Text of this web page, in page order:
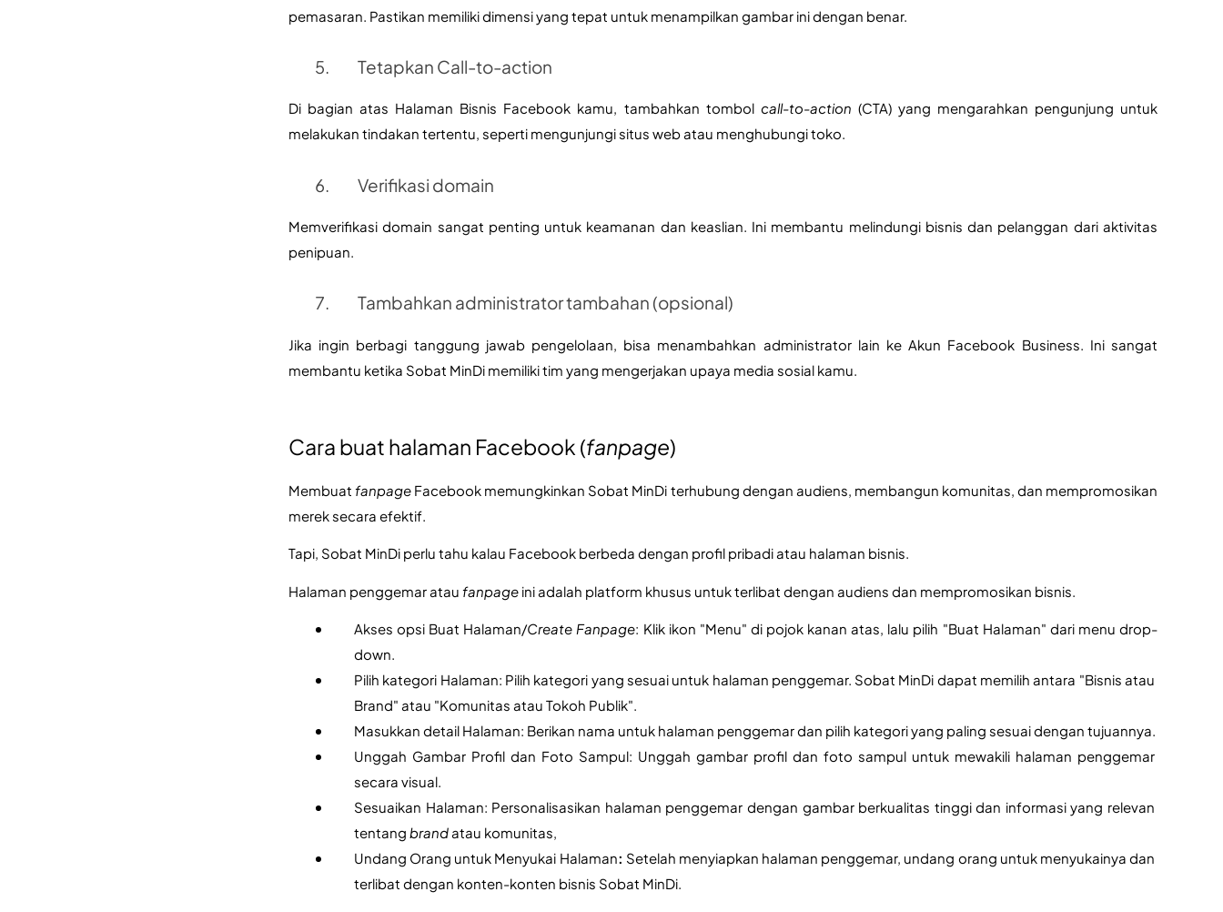
pemasaran. Pastikan memiliki dimensi yang tepat untuk menampilkan gambar ini dengan benar.
Tetapkan Call-to-action
Di bagian atas Halaman Bisnis Facebook kamu, tambahkan tombol call-to-action (CTA) yang mengarahkan pengunjung untuk
melakukan tindakan tertentu, seperti mengunjungi situs web atau menghubungi toko.
Verifikasi domain
Memverifikasi domain sangat penting untuk keamanan dan keaslian. Ini membantu melindungi bisnis dan pelanggan dari aktivitas
penipuan.
Tambahkan administrator tambahan (opsional)
Jika ingin berbagi tanggung jawab pengelolaan, bisa menambahkan administrator lain ke Akun Facebook Business. Ini sangat
membantu ketika Sobat MinDi memiliki tim yang mengerjakan upaya media sosial kamu.
Cara buat halaman Facebook (fanpage)
Membuat fanpage Facebook memungkinkan Sobat MinDi terhubung dengan audiens, membangun komunitas, dan mempromosikan
merek secara efektif.
Tapi, Sobat MinDi perlu tahu kalau Facebook berbeda dengan profil pribadi atau halaman bisnis.
Halaman penggemar atau fanpage ini adalah platform khusus untuk terlibat dengan audiens dan mempromosikan bisnis.
Akses opsi Buat Halaman/Create Fanpage: Klik ikon "Menu" di pojok kanan atas, lalu pilih "Buat Halaman" dari menu drop-
down.
Pilih kategori Halaman: Pilih kategori yang sesuai untuk halaman penggemar. Sobat MinDi dapat memilih antara "Bisnis atau
Brand" atau "Komunitas atau Tokoh Publik".
Masukkan detail Halaman: Berikan nama untuk halaman penggemar dan pilih kategori yang paling sesuai dengan tujuannya.
Unggah Gambar Profil dan Foto Sampul: Unggah gambar profil dan foto sampul untuk mewakili halaman penggemar
secara visual.
Sesuaikan Halaman: Personalisasikan halaman penggemar dengan gambar berkualitas tinggi dan informasi yang relevan
tentang brand atau komunitas,
Undang Orang untuk Menyukai Halaman: Setelah menyiapkan halaman penggemar, undang orang untuk menyukainya dan
terlibat dengan konten-konten bisnis Sobat MinDi.